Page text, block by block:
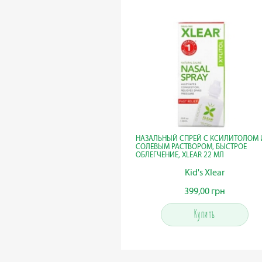
НАЗАЛЬНЫЙ СПРЕЙ С КСИЛИТОЛОМ
СОЛЕВЫМ РАСТВОРОМ, БЫСТРОЕ
ОБЛЕГЧЕНИЕ, XLEAR 22 МЛ
Kid's Xlear
399,00 грн
Купить
399,00 грн
Купить